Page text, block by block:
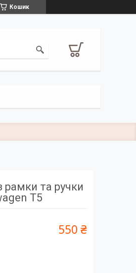
Кошик
рамки та ручки
Т5
550 ₴